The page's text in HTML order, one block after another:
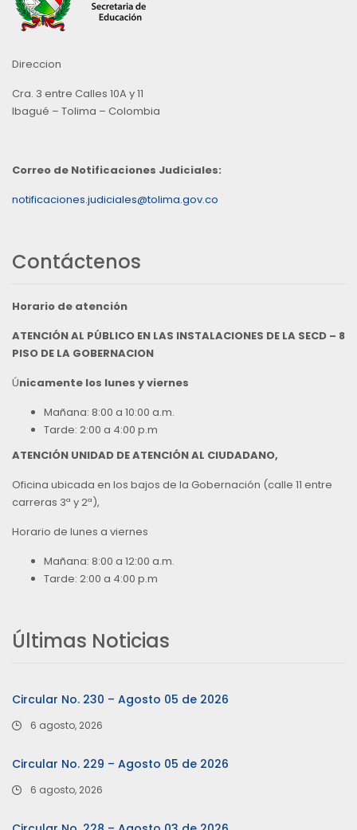
Direccion
Cra. 3 entre Calles 10A y 11
Ibagué – Tolima – Colombia
Correo de Notificaciones Judiciales:
notificaciones.judiciales@tolima.gov.co
Contáctenos
Horario de atención
ATENCIÓN AL PÚBLICO EN LAS INSTALACIONES DE LA SECD – 8
PISO DE LA GOBERNACION
Únicamente los lunes y viernes
Mañana: 8:00 a 10:00 a.m.
Tarde: 2:00 a 4:00 p.m
ATENCIÓN UNIDAD DE ATENCIÓN AL CIUDADANO,
Oficina ubicada en los bajos de la Gobernación (calle 11 entre
carreras 3ª y 2ª),
Horario de lunes a viernes
Mañana: 8:00 a 12:00 a.m.
Tarde: 2:00 a 4:00 p.m
Últimas Noticias
Circular No. 230 – Agosto 05 de 2026
6 agosto, 2026
Circular No. 229 – Agosto 05 de 2026
6 agosto, 2026